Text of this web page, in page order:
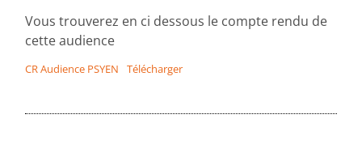
Vous trouverez en ci dessous le compte rendu de
cette audience
CR Audience PSYEN Télécharger